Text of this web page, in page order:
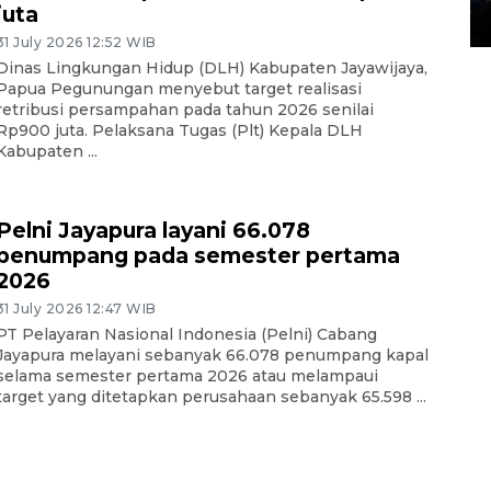
July 2026 12:52 WIB
Lingkungan Hidup (DLH) Kabupaten Jayawijaya,
Pegunungan menyebut target realisasi
persampahan pada tahun 2026 senilai
juta. Pelaksana Tugas (Plt) Kepala DLH
...
Jayapura layani 66.078
pada semester pertama
July 2026 12:47 WIB
Pelayaran Nasional Indonesia (Pelni) Cabang
melayani sebanyak 66.078 penumpang kapal
semester pertama 2026 atau melampaui
yang ditetapkan perusahaan sebanyak 65.598 ...